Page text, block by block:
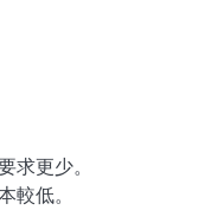
求更少。
較低。